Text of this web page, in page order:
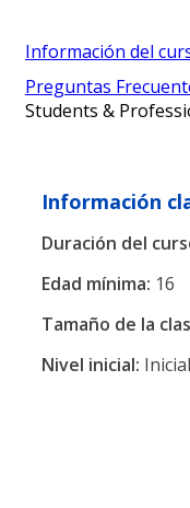
Información
Duración del
Edad mínima: 16
Tamaño de la
Nivel inicial:
Información del
Preguntas
Students &